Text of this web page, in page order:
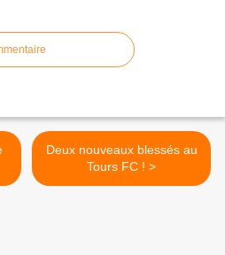
Deux nouveaux blessés au
Tours FC ! >